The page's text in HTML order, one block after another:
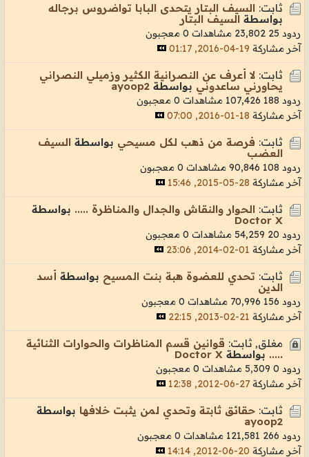
ثابت: السيف البتار يتحدى البابا تواضروس برجاله
بواسطة السيف البتار
ردود 25 23,802 مشاهدات
0 معجبون
آخر مشاركة 19-04-2016, 01:17
ثابت: لا أعرف عن النصرانية الكثير وزميلي النصراني
يحاورني ساعدوني بواسطة ayoop2
ردود 188 107,426 مشاهدات
0 معجبون
آخر مشاركة 18-01-2016, 07:00
ثابت: فرصة من ذهب لكل مسيحي بواسطة السيف
العضب
ردود 108 90,846 مشاهدات
0 معجبون
آخر مشاركة 28-05-2015, 15:46
ثابت: الحوار والنقاش والجدال والمناظرة ..... بواسطة
Doctor X
ردود 20 54,259 مشاهدات
0 معجبون
آخر مشاركة 01-02-2014, 23:06
ثابت: تحدي للعضوة هبة بنت المسيح بواسطة أسد
الدين
ردود 156 70,996 مشاهدات
0 معجبون
آخر مشاركة 21-02-2013, 22:15
مغلق, ثابت: قوانين قسم المناظرات والحوارات الثنائية
..... بواسطة Doctor X
ردود 0 5,309 مشاهدات
0 معجبون
آخر مشاركة 27-06-2012, 12:38
ثابت: حقائق ثابتة وتحدي لمن يثبت خلافها بواسطة
ayoop2
ردود 266 121,581 مشاهدات
0 معجبون
آخر مشاركة 20-06-2012, 14:14